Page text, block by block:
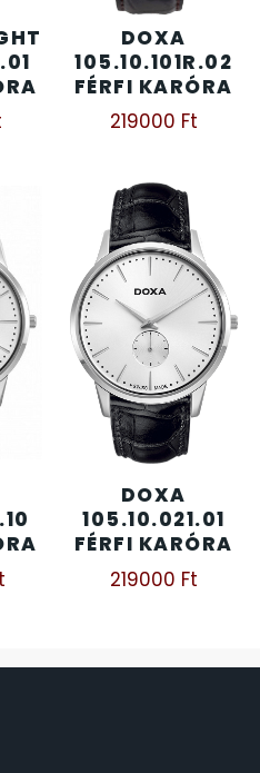
DOXA
105.10.101R.02
FÉRFI KARÓRA
219000 Ft
DOXA
105.10.021.01
FÉRFI KARÓRA
219000 Ft
43
12
95
3
9
83
1